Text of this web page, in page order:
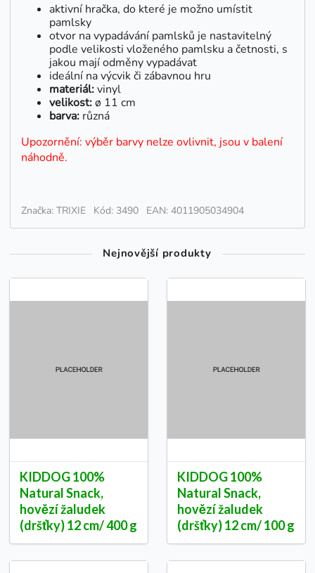
aktivní hračka, do které je možno umístit
pamlsky
otvor na vypadávání pamlsků je nastavitelný
podle velikosti vloženého pamlsku a četnosti, s
jakou mají odměny vypadávat
ideální na výcvik či zábavnou hru
materiál:vinyl
velikost:ø 11 cm
barva: různá
Upozornění: výběr barvy nelze ovlivnit, jsou v balení
náhodně.
Značka: TRIXIE Kód: 3490 EAN: 4011905034904
Nejnovější produkty
KIDDOG 100%
Natural Snack,
hovězí žaludek
(dršťky) 12 cm/ 400 g
KIDDOG 100%
Natural Snack,
hovězí žaludek
(dršťky) 12 cm/ 100 g